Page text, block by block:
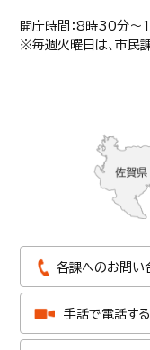
開庁時間：8時30分〜
※毎週火曜日は、市民
各課へのお問い
手話で電話する